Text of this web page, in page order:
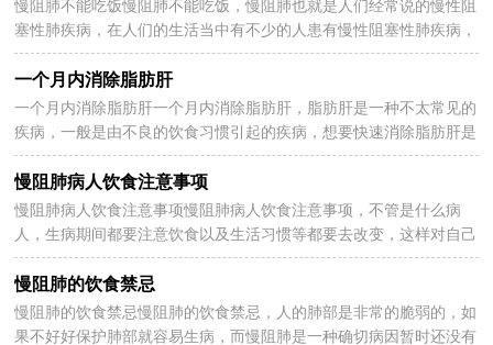
2023-01-21
慢阻肺不能吃饭慢阻肺不能吃饭，慢阻肺也就是人们经常说的慢性阻
塞性肺疾病，在人们的生活当中有不少的人患有慢性阻塞性肺疾病，
这种疾病的病人在饮食是有要注意的，下面是慢阻肺不...
一个月内消除脂肪肝
2023-01-21
一个月内消除脂肪肝一个月内消除脂肪肝，脂肪肝是一种不太常见的
疾病，一般是由不良的饮食习惯引起的疾病，想要快速消除脂肪肝是
比较困难的，那么下面为大家介绍一个月内消除脂肪肝...
慢阻肺病人饮食注意事项
2023-01-21
慢阻肺病人饮食注意事项慢阻肺病人饮食注意事项，不管是什么病
人，生病期间都要注意饮食以及生活习惯等都要去改变，这样对自己
的病情才会有好转。那么小编今天来带大家一起看看慢...
慢阻肺的饮食禁忌
2023-01-21
慢阻肺的饮食禁忌慢阻肺的饮食禁忌，人的肺部是非常的脆弱的，如
果不好好保护肺部就容易生病，而慢阻肺是一种确切病因暂时还没有